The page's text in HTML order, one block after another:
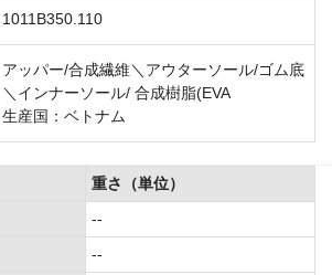
1011B350.110
アッパー/合成繊維＼アウターソール/ゴム底
＼インナーソール/ 合成樹脂(EVA
生産国：ベトナム
重さ（単位）
--
--